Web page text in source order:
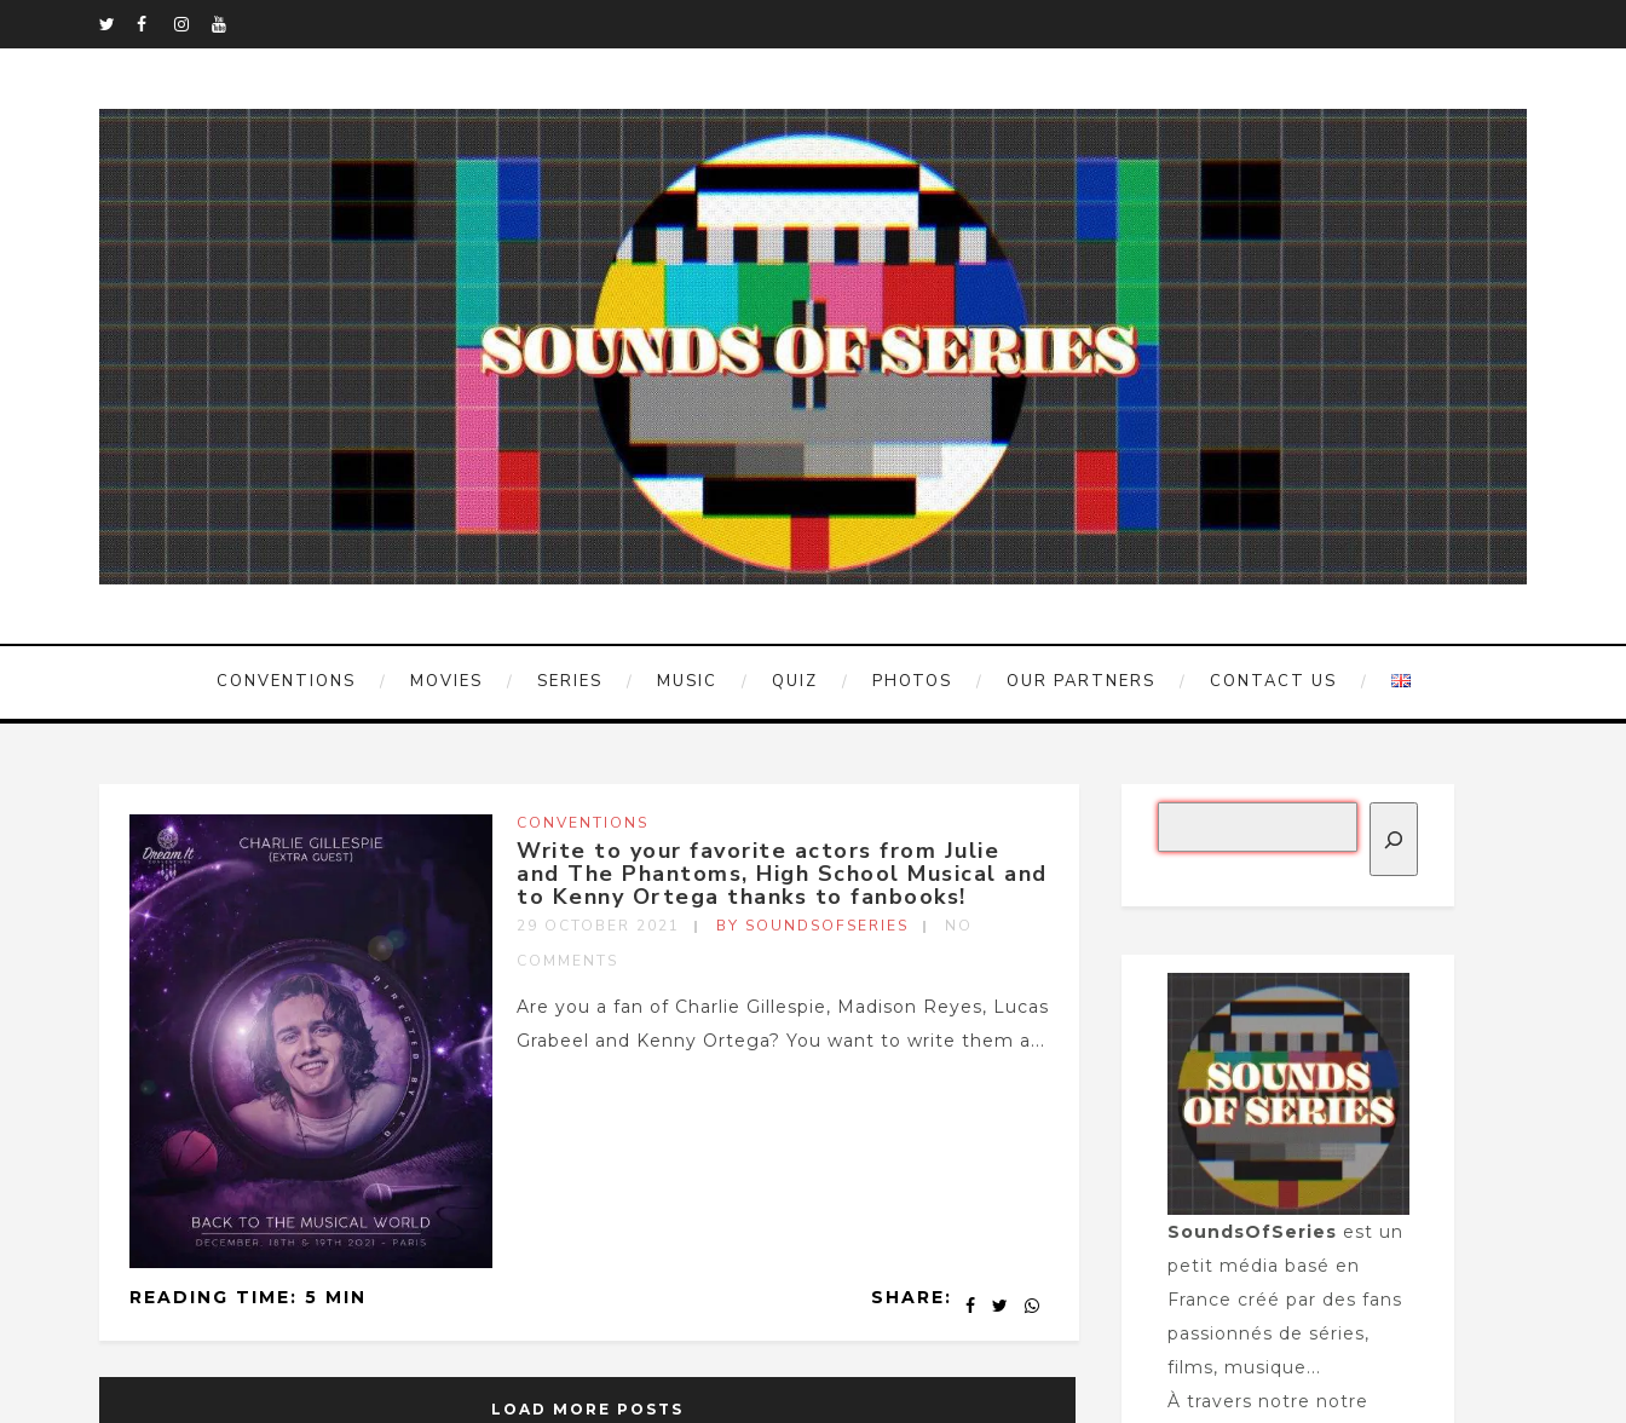
CONVENTIONS MOVIES SERIES MUSIC QUIZ PHOTOS OUR PARTNERS CONTACT US
CONVENTIONS
Write to your favorite actors from Julie
and The Phantoms, High School Musical and
to Kenny Ortega thanks to fanbooks!
29 OCTOBER 2021 BY SOUNDSOFSERIES
NO
COMMENTS
Are you a fan of Charlie Gillespie, Madison Reyes, Lucas
Grabeel and Kenny Ortega? You want to write them a...
SHARE:
READING TIME: 5 MIN
LOAD MORE POSTS
SoundsOfSeries est un
petit média basé en
France créé par des fans
passionnés de séries,
films, musique...
À travers notre notre